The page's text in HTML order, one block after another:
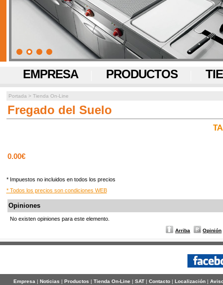
EMPRESA PRODUCTOS
Portada > Tienda On-Line
Fregado del Suelo
0.00€
* Impuestos no incluidos en todos los precios
* Todos los precios son condiciones WEB
Opiniones
No existen opiniones para este elemento.
Arriba Opinión
Empresa| Noticias | Productos | Tienda On-Line | SAT| Contacto| Localización|